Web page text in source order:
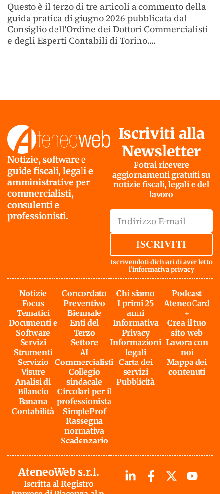
Questo è il terzo di tre articoli a commento della
guida pratica di giugno 2026 pubblicata dal
Consiglio dell'Ordine dei Dottori Commercialisti
e degli Esperti Contabili di Torino....
Notizie, software e
guide fiscali, legali e
amministrative per
commercialisti,
consulenti e
professionisti.
Iscriviti alla
Newsletter
Potrai ricevere
aggiornamenti gratuiti su
notizie fiscali, legali e del
lavoro
ISCRIVITI
Iscrivendoti dichiari di aver letto
l'informativa privacy
Notizie
Focus
Tematici
Documenti e
Software
Servizi
Strumenti
Servizio
Visure
Analisi di
Bilancio
Banana
Contabilità
Concordato
Preventivo
Biennale
Enti del
Terzo
Settore
AI
Commercialisti
Collegio
sindacale
Circolari per il
professionista
SimpleProf
Rassegna
normativa
Scadenzario
Chi siamo
I primi 25
anni
Informativa
Privacy
Informazioni
legali
Carta dei
servizi
Pubblicità
Podcast
AteneoCard
+
Crea il tuo
sito web
Lavora con
noi
Mappa dei
contenuti
AteneoWeb s.r.l.
Iscritta al Registro